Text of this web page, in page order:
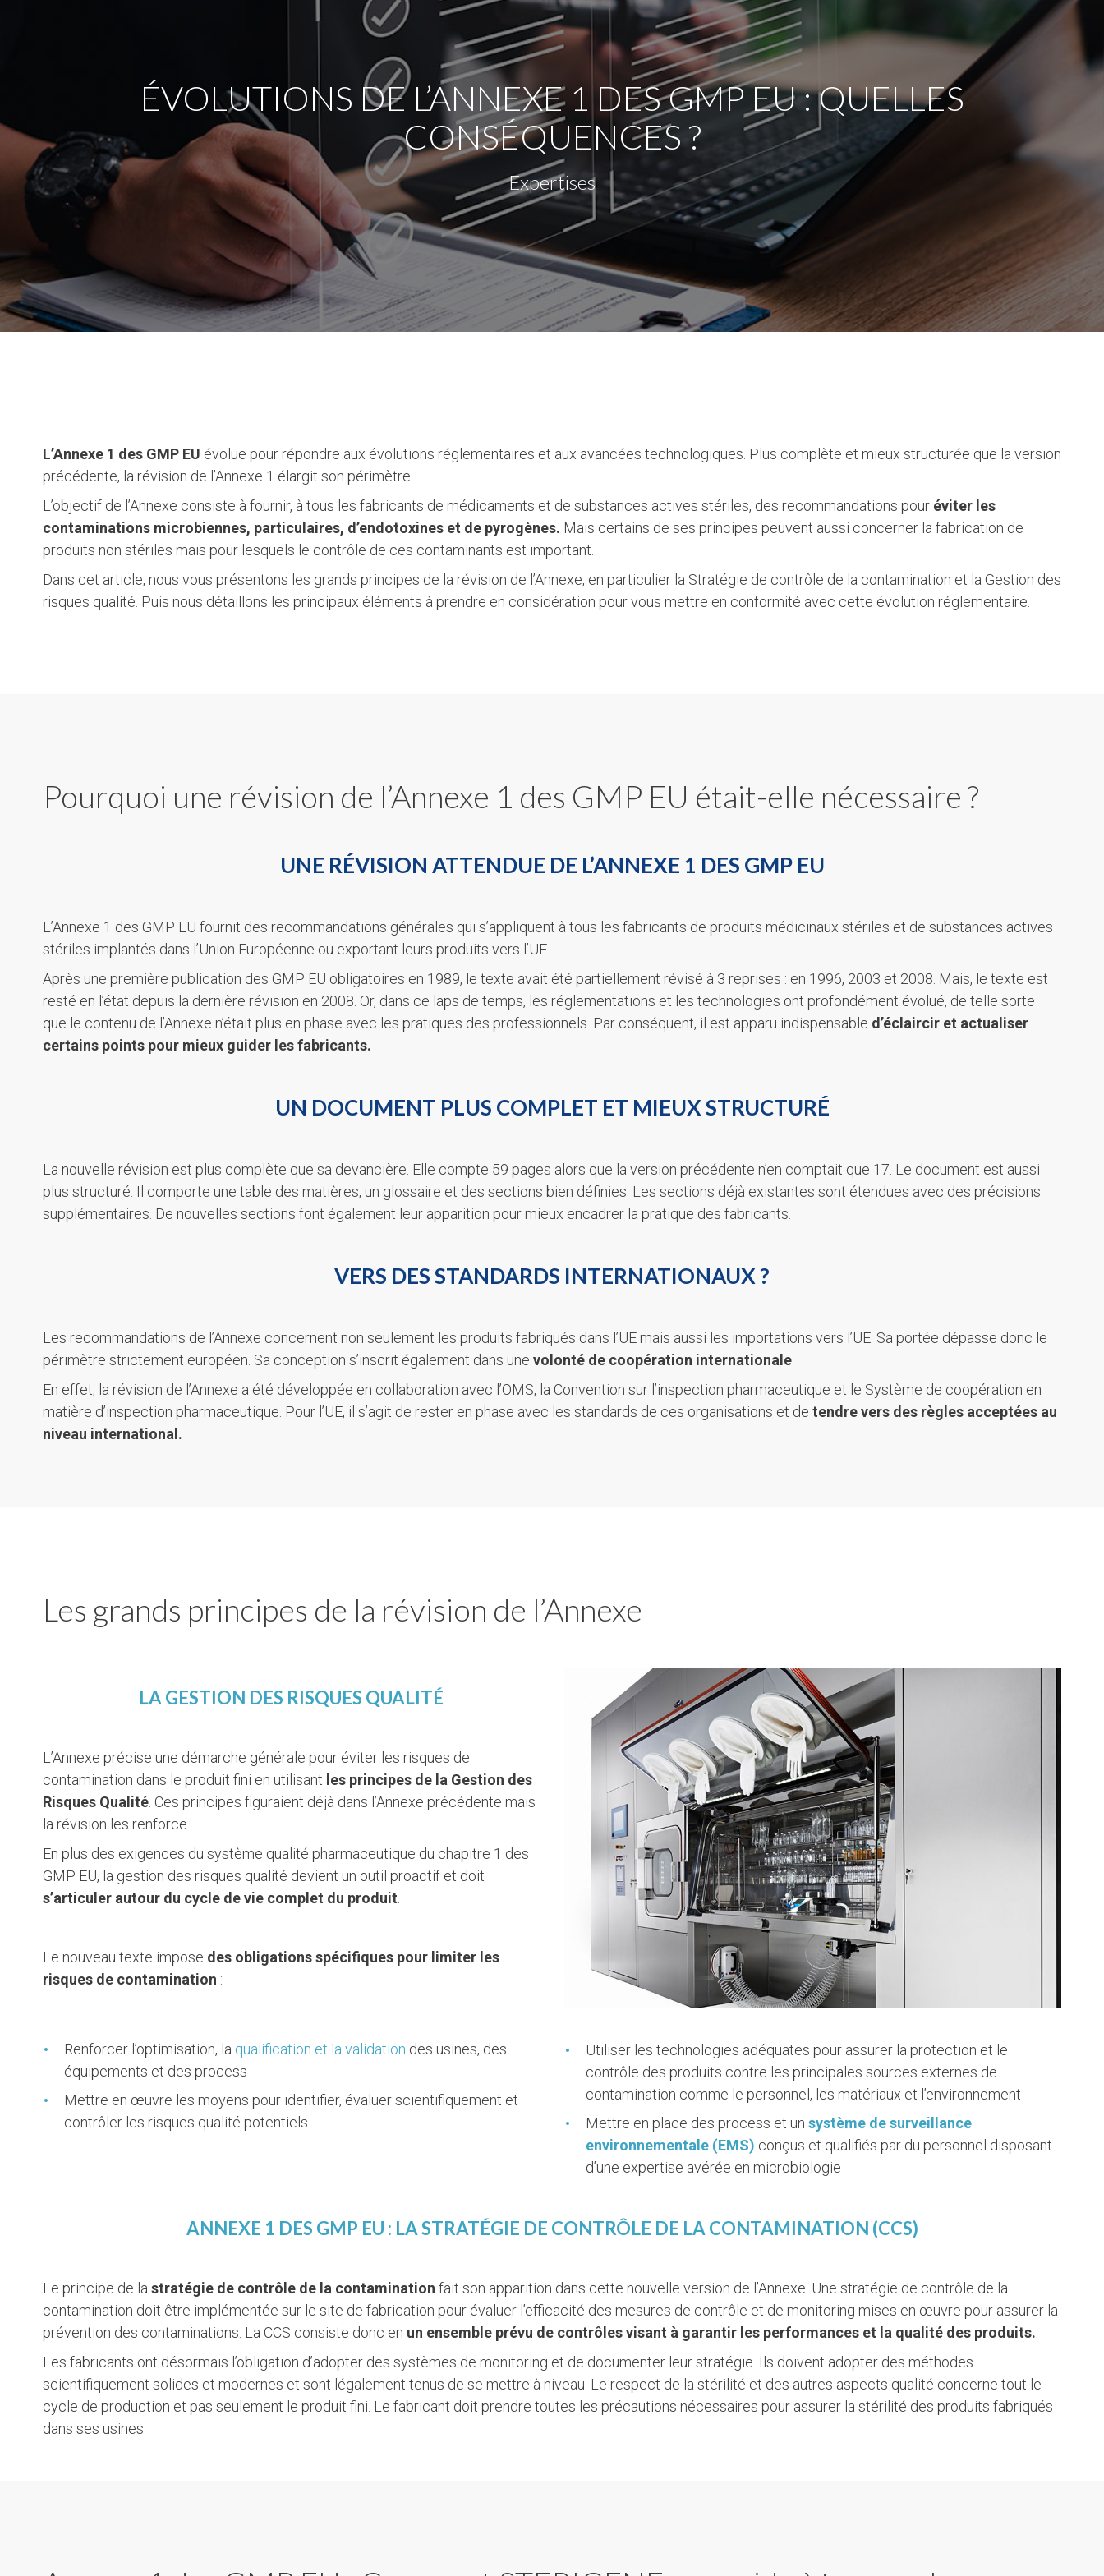
ÉVOLUTIONS DE L’ANNEXE 1 DES GMP EU : QUELLES
CONSÉQUENCES ?
Expertises
L’Annexe 1 des GMP EU évolue pour répondre aux évolutions réglementaires et aux avancées technologiques. Plus complète et mieux structurée que la version
précédente, la révision de l’Annexe 1 élargit son périmètre.
L’objectif de l’Annexe consiste à fournir, à tous les fabricants de médicaments et de substances actives stériles, des recommandations pour éviter les
contaminations microbiennes, particulaires, d’endotoxines et de pyrogènes. Mais certains de ses principes peuvent aussi concerner la fabrication de
produits non stériles mais pour lesquels le contrôle de ces contaminants est important.
Dans cet article, nous vous présentons les grands principes de la révision de l’Annexe, en particulier la Stratégie de contrôle de la contamination et la Gestion des
risques qualité. Puis nous détaillons les principaux éléments à prendre en considération pour vous mettre en conformité avec cette évolution réglementaire.
Pourquoi une révision de l’Annexe 1 des GMP EU était-elle nécessaire ?
UNE RÉVISION ATTENDUE DE L’ANNEXE 1 DES GMP EU
L’Annexe 1 des GMP EU fournit des recommandations générales qui s’appliquent à tous les fabricants de produits médicinaux stériles et de substances actives
stériles implantés dans l’Union Européenne ou exportant leurs produits vers l’UE.
Après une première publication des GMP EU obligatoires en 1989, le texte avait été partiellement révisé à 3 reprises : en 1996, 2003 et 2008. Mais, le texte est
resté en l’état depuis la dernière révision en 2008. Or, dans ce laps de temps, les réglementations et les technologies ont profondément évolué, de telle sorte
que le contenu de l’Annexe n’était plus en phase avec les pratiques des professionnels. Par conséquent, il est apparu indispensable d’éclaircir et actualiser
certains points pour mieux guider les fabricants.
UN DOCUMENT PLUS COMPLET ET MIEUX STRUCTURÉ
La nouvelle révision est plus complète que sa devancière. Elle compte 59 pages alors que la version précédente n’en comptait que 17. Le document est aussi
plus structuré. Il comporte une table des matières, un glossaire et des sections bien définies. Les sections déjà existantes sont étendues avec des précisions
supplémentaires. De nouvelles sections font également leur apparition pour mieux encadrer la pratique des fabricants.
VERS DES STANDARDS INTERNATIONAUX ?
Les recommandations de l’Annexe concernent non seulement les produits fabriqués dans l’UE mais aussi les importations vers l’UE. Sa portée dépasse donc le
périmètre strictement européen. Sa conception s’inscrit également dans une volonté de coopération internationale.
En effet, la révision de l’Annexe a été développée en collaboration avec l’OMS, la Convention sur l’inspection pharmaceutique et le Système de coopération en
matière d’inspection pharmaceutique. Pour l’UE, il s’agit de rester en phase avec les standards de ces organisations et de tendre vers des règles acceptées au
niveau international.
Les grands principes de la révision de l’Annexe
LA GESTION DES RISQUES QUALITÉ
L’Annexe précise une démarche générale pour éviter les risques de
contamination dans le produit fini en utilisant les principes de la Gestion des
Risques Qualité . Ces principes figuraient déjà dans l’Annexe précédente mais
la révision les renforce.
En plus des exigences du système qualité pharmaceutique du chapitre 1 des
GMP EU, la gestion des risques qualité devient un outil proactif et doit
s’articuler autour du cycle de vie complet du produit
Le nouveau texte impose des obligations spécifiques pour limiter les
risques de contamination :
Renforcer l’optimisation, la qualification et la validation des usines, des
équipements et des process
Mettre en œuvre les moyens pour identifier, évaluer scientifiquement et
contrôler les risques qualité potentiels
Utiliser les technologies adéquates pour assurer la protection et le
contrôle des produits contre les principales sources externes de
contamination comme le personnel, les matériaux et l’environnement
Mettre en place des process et un système de surveillance
environnementale (EMS) conçus et qualifiés par du personnel disposant
d’une expertise avérée en microbiologie
ANNEXE 1 DES GMP EU : LA STRATÉGIE DE CONTRÔLE DE LA CONTAMINATION (CCS)
Le principe de la stratégie de contrôle de la contamination fait son apparition dans cette nouvelle version de l’Annexe. Une stratégie de contrôle de la
contamination doit être implémentée sur le site de fabrication pour évaluer l’efficacité des mesures de contrôle et de monitoring mises en œuvre pour assurer la
prévention des contaminations. La CCS consiste donc en un ensemble prévu de contrôles visant à garantir les performances et la qualité des produits.
Les fabricants ont désormais l’obligation d’adopter des systèmes de monitoring et de documenter leur stratégie. Ils doivent adopter des méthodes
scientifiquement solides et modernes et sont légalement tenus de se mettre à niveau. Le respect de la stérilité et des autres aspects qualité concerne tout le
cycle de production et pas seulement le produit fini. Le fabricant doit prendre toutes les précautions nécessaires pour assurer la stérilité des produits fabriqués
dans ses usines.